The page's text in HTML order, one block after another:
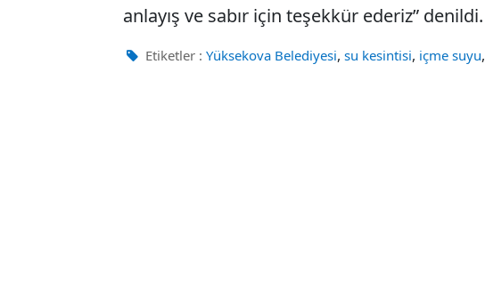
anlayış ve sabır için teşekkür ederiz” denildi.
Etiketler : Yüksekova Belediyesi, su kesintisi, içme suyu,